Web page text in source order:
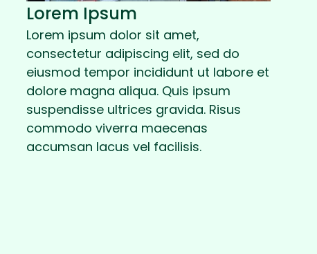
Lorem Ipsum
Lorem ipsum dolor sit amet,
consectetur adipiscing elit, sed do
eiusmod tempor incididunt ut labore et
dolore magna aliqua. Quis ipsum
suspendisse ultrices gravida. Risus
commodo viverra maecenas
accumsan lacus vel facilisis.